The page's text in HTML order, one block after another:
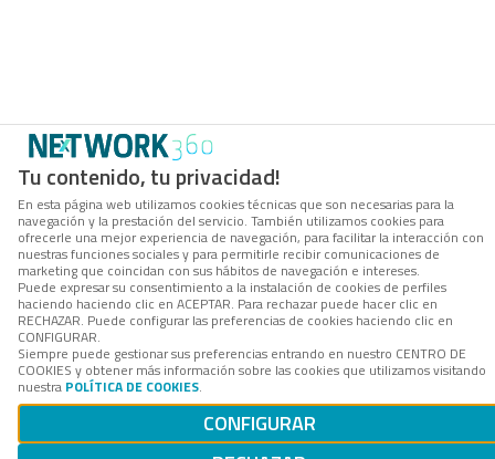
Tu contenido, tu privacidad!
En esta página web utilizamos cookies técnicas que son necesarias para la
navegación y la prestación del servicio. También utilizamos cookies para
ofrecerle una mejor experiencia de navegación, para facilitar la interacción con
nuestras funciones sociales y para permitirle recibir comunicaciones de
marketing que coincidan con sus hábitos de navegación e intereses.
Puede expresar su consentimiento a la instalación de cookies de perfiles
haciendo haciendo clic en ACEPTAR. Para rechazar puede hacer clic en
RECHAZAR. Puede configurar las preferencias de cookies haciendo clic en
CONFIGURAR.
Siempre puede gestionar sus preferencias entrando en nuestro CENTRO DE
COOKIES y obtener más información sobre las cookies que utilizamos visitando
nuestra POLÍTICA DE COOKIES.
CONFIGURAR